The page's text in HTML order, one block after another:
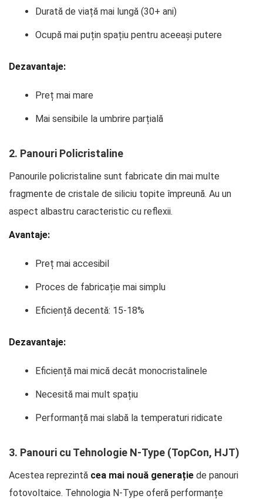
Durată de viață mai lungă (30+ ani)
Ocupă mai puțin spațiu pentru aceeași putere
Dezavantaje:
Preț mai mare
Mai sensibile la umbrire parțială
2. Panouri Policristaline
Panourile policristaline sunt fabricate din mai multe
fragmente de cristale de siliciu topite împreună. Au un
aspect albastru caracteristic cu reflexii.
Avantaje:
Preț mai accesibil
Proces de fabricație mai simplu
Eficiență decentă: 15-18%
Dezavantaje:
Eficiență mai mică decât monocristalinele
Necesită mai mult spațiu
Performanță mai slabă la temperaturi ridicate
3. Panouri cu Tehnologie N-Type (TopCon, HJT)
Acestea reprezintă cea mai nouă generație de panouri
fotovoltaice. Tehnologia N-Type oferă performanțe